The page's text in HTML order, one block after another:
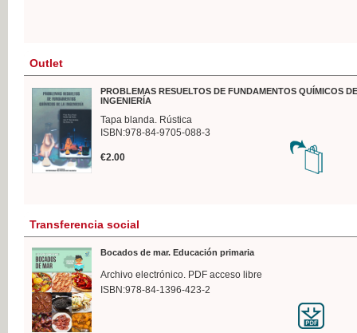
Outlet
PROBLEMAS RESUELTOS DE FUNDAMENTOS QUÍMICOS
INGENIERÍA
Tapa blanda. Rústica
ISBN:978-84-9705-088-3
€2.00
Transferencia social
Bocados de mar. Educación primaria
Archivo electrónico. PDF acceso libre
ISBN:978-84-1396-423-2